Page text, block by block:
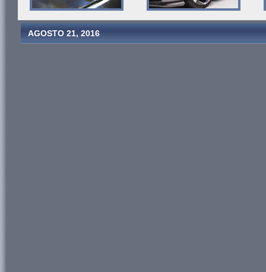
AGOSTO 21, 2016